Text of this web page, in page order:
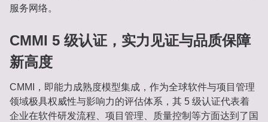
服务网络。
CMMI 5 级认证，实力见证与品质保障
新高度
CMMI，即能力成熟度模型集成，作为全球软件与项目管理
领域极具权威性与影响力的评估体系，其 5 级认证代表着
企业在软件研发流程、项目管理、质量控制等方面达到了国